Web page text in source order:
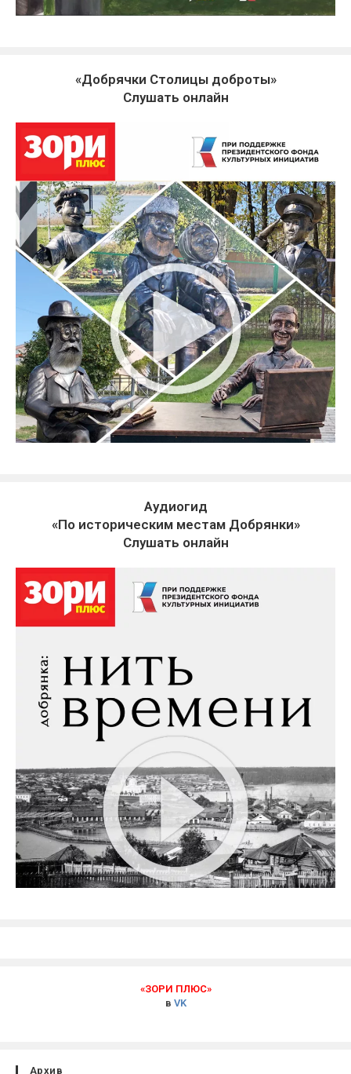
«Добрячки Столицы доброты»
Слушать онлайн
Аудиогид
«По историческим местам Добрянки»
Слушать онлайн
«ЗОРИ ПЛЮС»
в VK
Архив